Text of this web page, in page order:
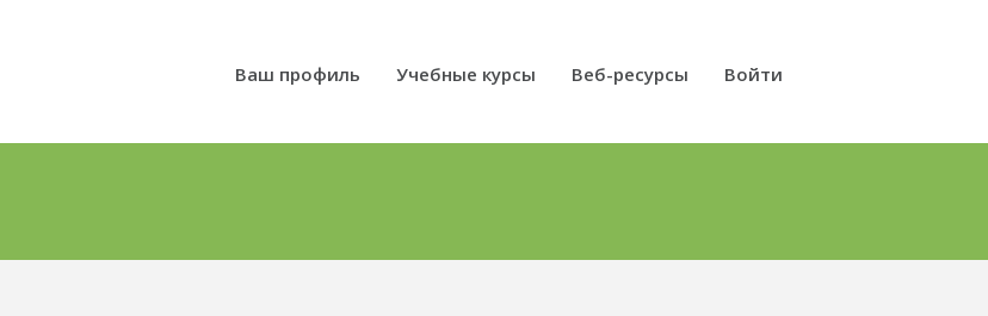
Ваш профиль Учебные курсы Веб-ресурсы Войти